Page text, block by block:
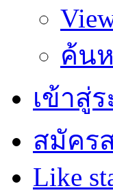
ค้น
เข้าสู่
สมัคร
Like